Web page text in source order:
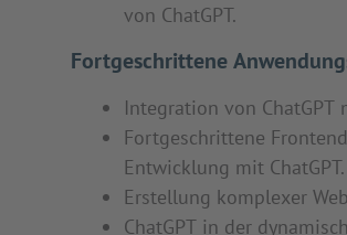
von ChatGPT.
Fortgeschrittene
Integration von ChatGPT
Fortgeschrittene
Entwicklung mit ChatGPT.
Erstellung komplexer
ChatGPT in der